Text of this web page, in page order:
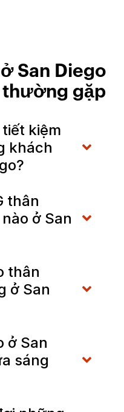
San Diego
thường gặp
kiệm
khách
thân
ở San
thân
ở San
ở San
sáng